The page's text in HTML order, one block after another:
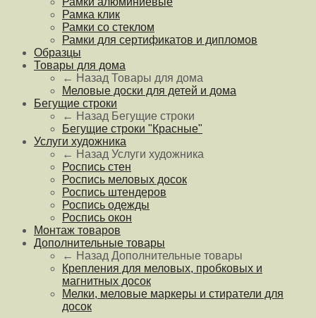
Рамка клик
Рамки со стеклом
Рамки для сертификатов и дипломов
Образцы
Товары для дома
← Назад Товары для дома
Меловые доски для детей и дома
Бегущие строки
← Назад Бегущие строки
Бегущие строки "Красные"
Услуги художника
← Назад Услуги художника
Роспись стен
Роспись меловых досок
Роспись штендеров
Роспись одежды
Роспись окон
Монтаж товаров
Дополнительные товары
← Назад Дополнительные товары
Крепления для меловых, пробковых и
магнитных досок
Мелки, меловые маркеры и стиратели для
досок